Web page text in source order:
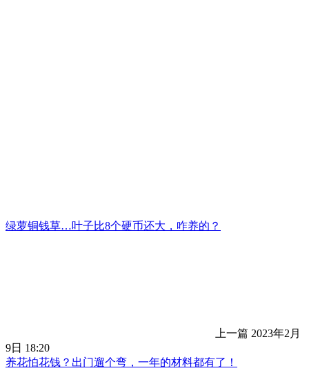
绿萝铜钱草…叶子比8个硬币还大，咋养的？
上一篇 2023年2月
9日 18:20
养花怕花钱？出门遛个弯，一年的材料都有了！